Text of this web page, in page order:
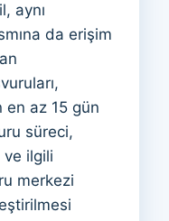
aynı
da erişim
az 15 gün
süreci,
ve ilgili
merkezi